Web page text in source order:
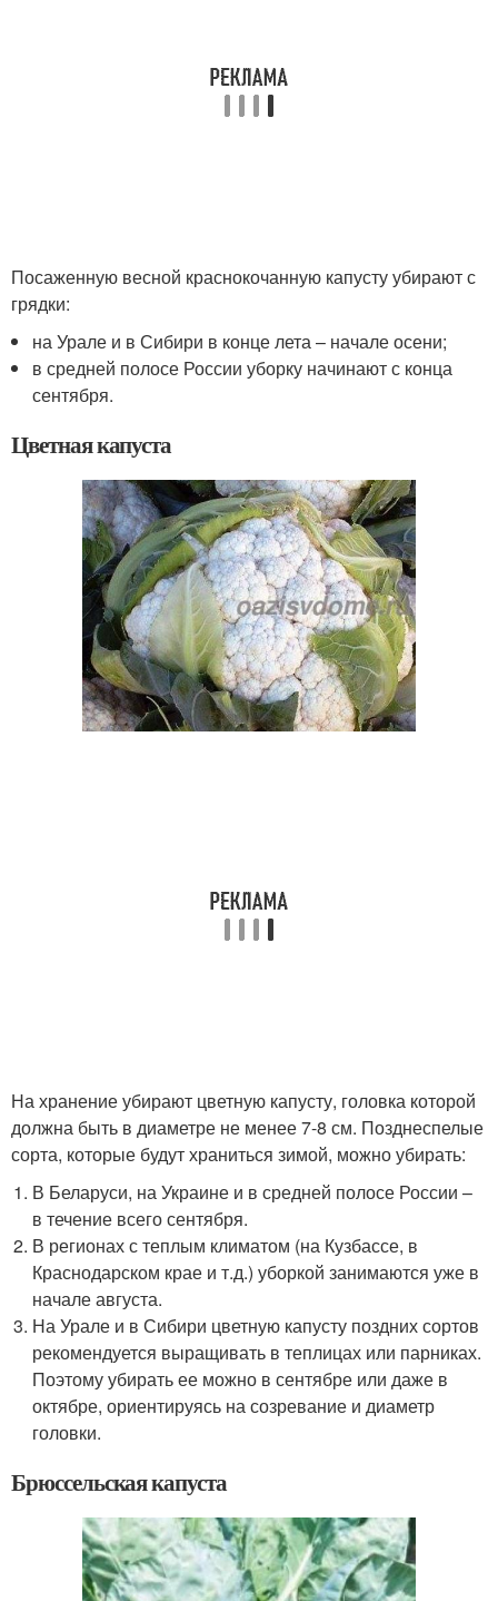
Посаженную весной краснокочанную капусту убирают с
грядки:
на Урале и в Сибири в конце лета – начале осени;
в средней полосе России уборку начинают с конца
сентября.
Цветная капуста
На хранение убирают цветную капусту, головка которой
должна быть в диаметре не менее 7-8 см. Позднеспелые
сорта, которые будут храниться зимой, можно убирать:
В Беларуси, на Украине и в средней полосе России –
в течение всего сентября.
В регионах с теплым климатом (на Кузбассе, в
Краснодарском крае и т.д.) уборкой занимаются уже в
начале августа.
На Урале и в Сибири цветную капусту поздних сортов
рекомендуется выращивать в теплицах или парниках.
Поэтому убирать ее можно в сентябре или даже в
октябре, ориентируясь на созревание и диаметр
головки.
Брюссельская капуста